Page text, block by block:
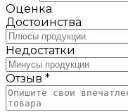
Оценка
Достоинства
Недостатки
Отзыв *